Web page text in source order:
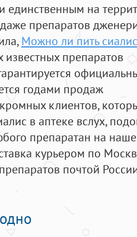
на
препаратов
, Можно ли пить
препаратов
годами продаж
клиентов,
в аптеке вслух,
препаратан на
курьером по
почтой